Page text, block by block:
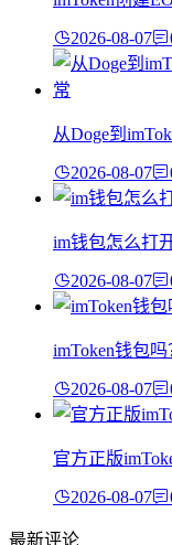
2026-08-07
从Doge到
2026-08-07
im钱包怎么打
2026-08-07
imToken钱包
2026-08-07
官方正版
2026-08-07
最新评论